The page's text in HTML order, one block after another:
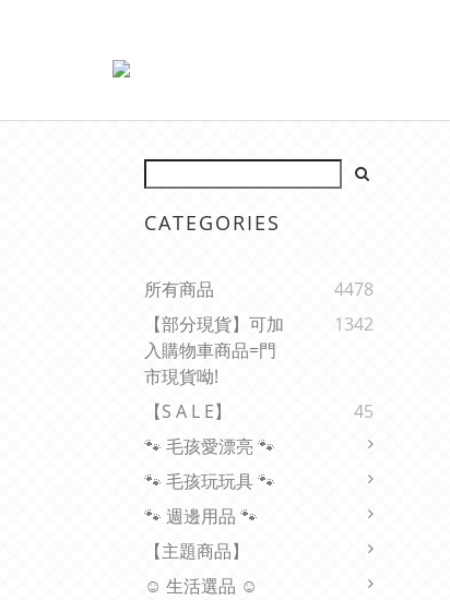
CATEGORIES
所有商品
4478
【部分現貨】可加
入購物車商品=門
市現貨呦!
1342
【s A L E】
45
🐾 毛孩愛漂亮 🐾
🐾 毛孩玩玩具 🐾
🐾 週邊用品 🐾
【主題商品】
☺ 生活選品 ☺